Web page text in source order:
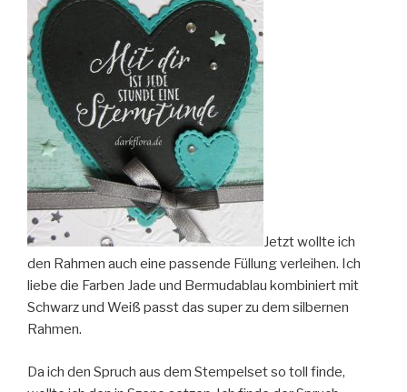
Jetzt wollte ich
den Rahmen auch eine passende Füllung verleihen. Ich
liebe die Farben Jade und Bermudablau kombiniert mit
Schwarz und Weiß passt das super zu dem silbernen
Rahmen.
Da ich den Spruch aus dem Stempelset so toll finde,